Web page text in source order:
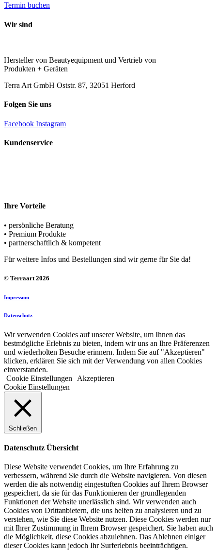
Termin buchen
Wir sind
Hersteller von Beautyequipment und Vertrieb von
Produkten + Geräten
Terra Art GmbH Oststr. 87, 32051 Herford
Folgen Sie uns
Facebook Instagram
Kundenservice
Ihre Vorteile
• persönliche Beratung
• Premium Produkte
• partnerschaftlich & kompetent
Für weitere Infos und Bestellungen sind wir gerne für Sie da!
© Terraart 2026
Impressum
Datenschutz
Wir verwenden Cookies auf unserer Website, um Ihnen das
bestmögliche Erlebnis zu bieten, indem wir uns an Ihre Präferenzen
und wiederholten Besuche erinnern. Indem Sie auf "Akzeptieren"
klicken, erklären Sie sich mit der Verwendung von allen Cookies
einverstanden.
Cookie Einstellungen
Akzeptieren
Cookie Einstellungen
Schließen
Datenschutz Übersicht
Diese Website verwendet Cookies, um Ihre Erfahrung zu
verbessern, während Sie durch die Website navigieren. Von diesen
werden die als notwendig eingestuften Cookies auf Ihrem Browser
gespeichert, da sie für das Funktionieren der grundlegenden
Funktionen der Website unerlässlich sind. Wir verwenden auch
Cookies von Drittanbietern, die uns helfen zu analysieren und zu
verstehen, wie Sie diese Website nutzen. Diese Cookies werden nur
mit Ihrer Zustimmung in Ihrem Browser gespeichert. Sie haben auch
die Möglichkeit, diese Cookies abzulehnen. Das Ablehnen einiger
dieser Cookies kann jedoch Ihr Surferlebnis beeinträchtigen.